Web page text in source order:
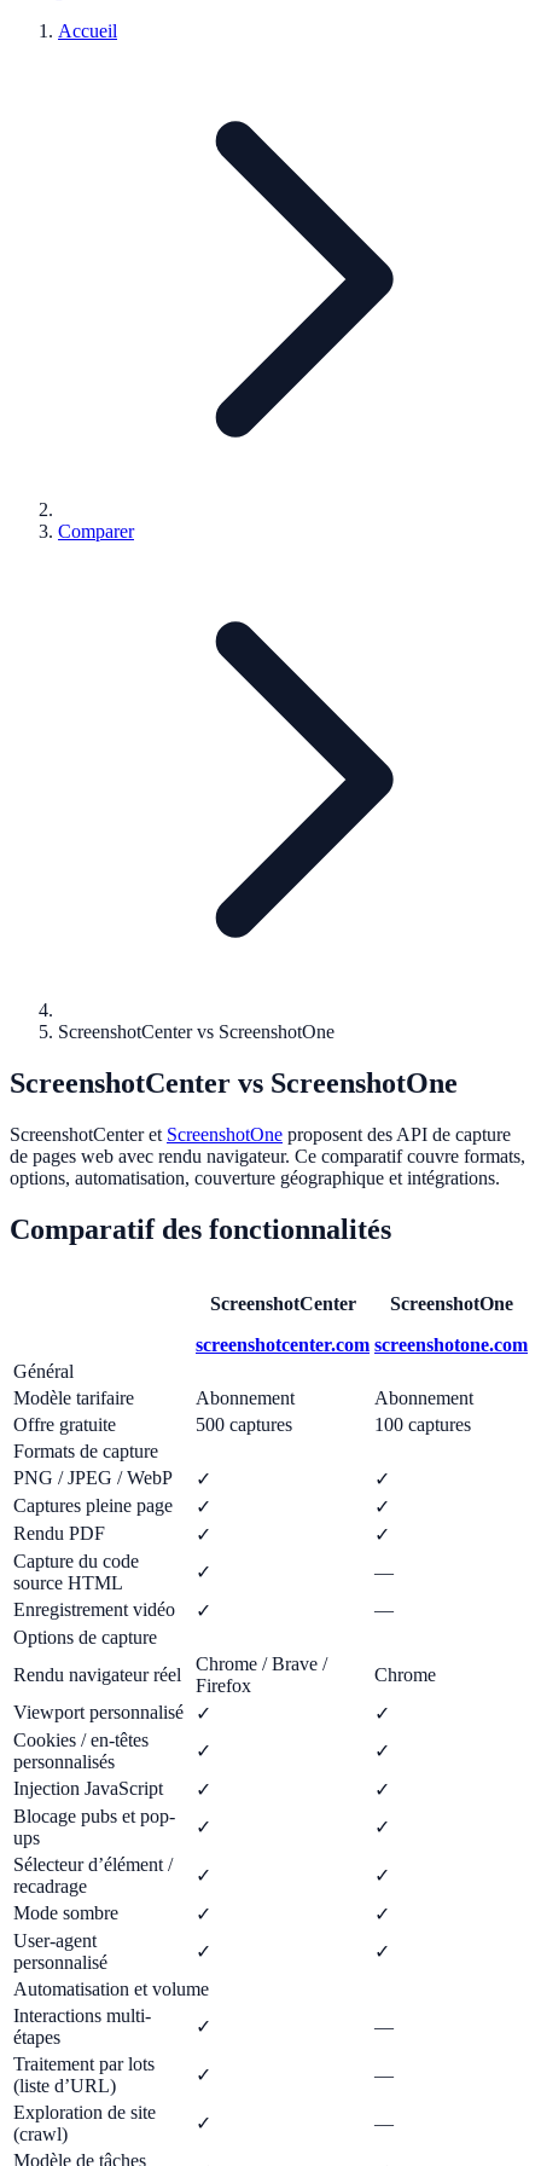
Accueil
Comparer
ScreenshotCenter vs ScreenshotOne
ScreenshotCenter vs ScreenshotOne
ScreenshotCenter et ScreenshotOne proposent des API de capture
de pages web avec rendu navigateur. Ce comparatif couvre formats,
options, automatisation, couverture géographique et intégrations.
Comparatif des fonctionnalités
ScreenshotCenter
screenshotcenter.com
ScreenshotOne
screenshotone.com
Général
Modèle tarifaire
Abonnement
Abonnement
Offre gratuite
500 captures
100 captures
Formats de capture
PNG / JPEG / WebP
✓
✓
Captures pleine page
✓
✓
Rendu PDF
✓
✓
Capture du code
source HTML
✓
—
Enregistrement vidéo
✓
—
Options de capture
Rendu navigateur réel
Chrome / Brave /
Firefox
Chrome
Viewport personnalisé
✓
✓
Cookies / en-têtes
personnalisés
✓
✓
Injection JavaScript
✓
✓
Blocage pubs et pop-
ups
✓
✓
Sélecteur d’élément /
recadrage
✓
✓
Mode sombre
✓
✓
User-agent
personnalisé
✓
✓
Automatisation et volume
Interactions multi-
étapes
✓
—
Traitement par lots
(liste d’URL)
✓
—
Exploration de site
(crawl)
✓
—
Modèle de tâches